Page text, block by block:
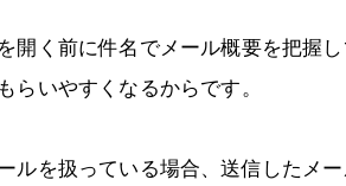
開く前に件名でメール概要を把握
らいやすくなるからです。
ルを扱っている場合、送信したメ